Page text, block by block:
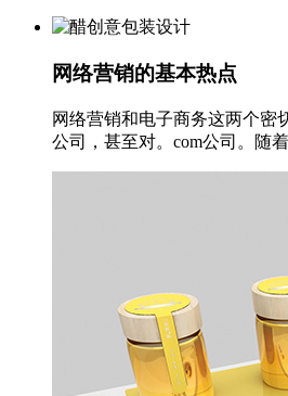
网络营销的基本热点
网络营销和电子商务这两个密
公司，甚至对。com公司。随